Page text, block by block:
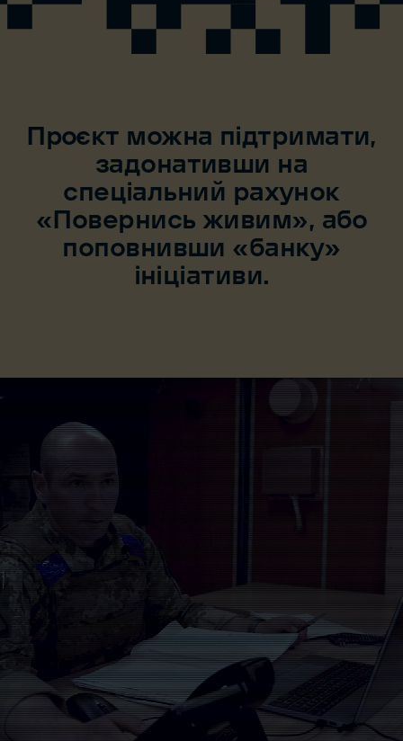
Проєкт можна підтримати,
задонативши на
спеціальний рахунок
«Повернись живим», або
поповнивши «банку»
ініціативи.